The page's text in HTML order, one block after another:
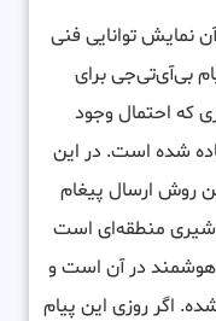
نمایش توانایی فنی
بی‌آی‌تی‌جی برای
که احتمال وجود
شده است. در این
روش ارسال پیغام
منطقه‌ای است
هوشمند در آن است و
اگر روزی این پیام